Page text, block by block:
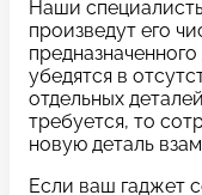
Связаться с нами
Наши
произведут его
убедятся в
отдельных
требуется, то
новую деталь
Если ваш гаджет
*бесплатно